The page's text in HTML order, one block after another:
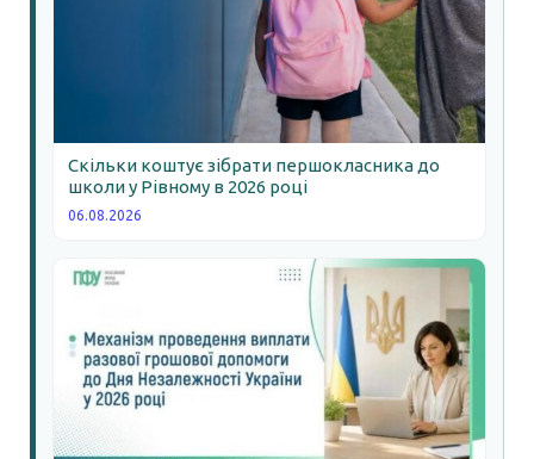
Скільки коштує зібрати першокласника до
школи у Рівному в 2026 році
06.08.2026